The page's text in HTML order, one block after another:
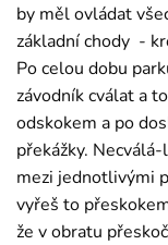
by měl ovládat
základní chody -
Po celou dobu
závodník cválat a
odskokem a po
překážky.
mezi jednotlivými
vyřeš to
že v obratu